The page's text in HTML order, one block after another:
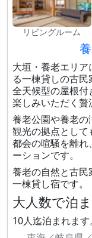
リビングルーム
大垣・養老エリ
る一棟貸しの古民
全天候型の屋根付
楽しみいただく贅
養老公園や養老の
観光の拠点として
都会の喧騒を離
ーションです。
養老の自然と古
一棟貸し宿です。
大人数で泊
10人迄泊まれます。